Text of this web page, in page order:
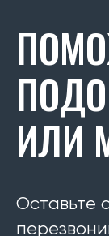
ИЛИ
Оставьте